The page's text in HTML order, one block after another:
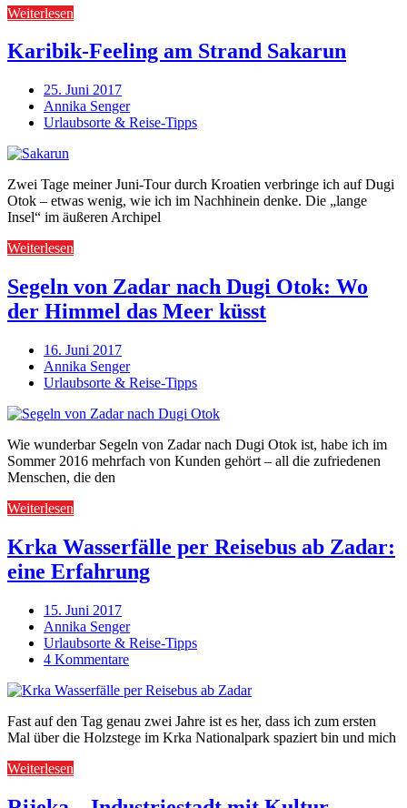
Weiterlesen
Karibik-Feeling am Strand Sakarun
25. Juni 2017
Annika Senger
Urlaubsorte & Reise-Tipps
Zwei Tage meiner Juni-Tour durch Kroatien verbringe ich auf Dugi
Otok – etwas wenig, wie ich im Nachhinein denke. Die „lange
Insel“ im äußeren Archipel
Weiterlesen
Segeln von Zadar nach Dugi Otok: Wo
der Himmel das Meer küsst
16. Juni 2017
Annika Senger
Urlaubsorte & Reise-Tipps
Wie wunderbar Segeln von Zadar nach Dugi Otok ist, habe ich im
Sommer 2016 mehrfach von Kunden gehört – all die zufriedenen
Menschen, die den
Weiterlesen
Krka Wasserfälle per Reisebus ab Zadar:
eine Erfahrung
15. Juni 2017
Annika Senger
Urlaubsorte & Reise-Tipps
4 Kommentare
Fast auf den Tag genau zwei Jahre ist es her, dass ich zum ersten
Mal über die Holzstege im Krka Nationalpark spaziert bin und mich
Weiterlesen